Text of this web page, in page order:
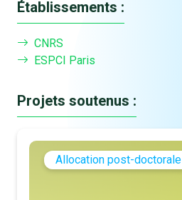
Établissements :
CNRS
ESPCI Paris
Projets soutenus :
Allocation post-doctorale